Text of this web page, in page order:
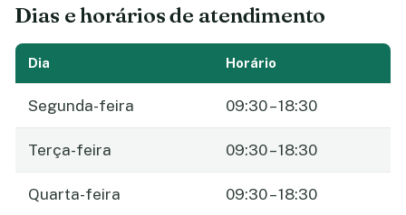
Dias e horários de atendimento
Dia Horário
Segunda-feira 09:30 – 18:30
Terça-feira 09:30 – 18:30
Quarta-feira 09:30 – 18:30